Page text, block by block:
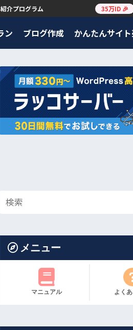
紹介プログラム 35万ID 🎉
ン ブログ作成 かんたんサイ
メニュー
マニュアル よく